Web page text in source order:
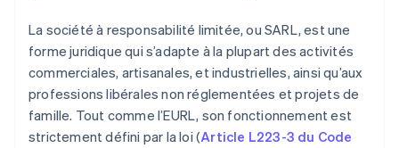
La société à responsabilité limitée, ou SARL, est une
forme juridique qui s’adapte à la plupart des activités
commerciales, artisanales, et industrielles, ainsi qu’aux
professions libérales non réglementées et projets de
famille. Tout comme l’EURL, son fonctionnement est
strictement défini par la loi (Article L223-3 du Code